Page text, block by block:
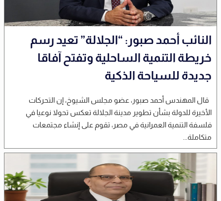
النائب أحمد صبور: “الجلالة” تعيد رسم
خريطة التنمية الساحلية وتفتح آفاقا
جديدة للسياحة الذكية
قال المهندس أحمد صبور، عضو مجلس الشيوخ، إن التحركات
الأخيرة للدولة بشأن تطوير مدينة الجلالة تعكس تحولا نوعيا في
فلسفة التنمية العمرانية في مصر، تقوم على إنشاء مجتمعات
متكاملة...